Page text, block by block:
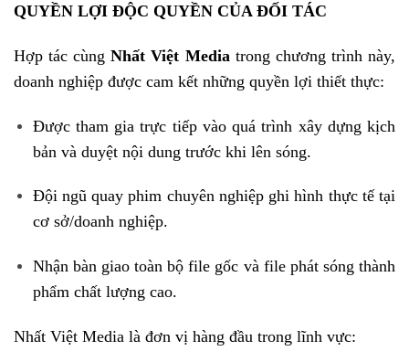
QUYỀN LỢI ĐỘC QUYỀN CỦA ĐỐI TÁC
Hợp tác cùngNhất Việt Media trong chương trình này,
doanh nghiệp được cam kết những quyền lợi thiết thực:
Được tham gia trực tiếp vào quá trình xây dựng kịch
bản và duyệt nội dung trước khi lên sóng.
Đội ngũ quay phim chuyên nghiệp ghi hình thực tế tại
cơ sở/doanh nghiệp.
Nhận bàn giao toàn bộ file gốc và file phát sóng thành
phẩm chất lượng cao.
Nhất Việt Media là đơn vị hàng đầu trong lĩnh vực: